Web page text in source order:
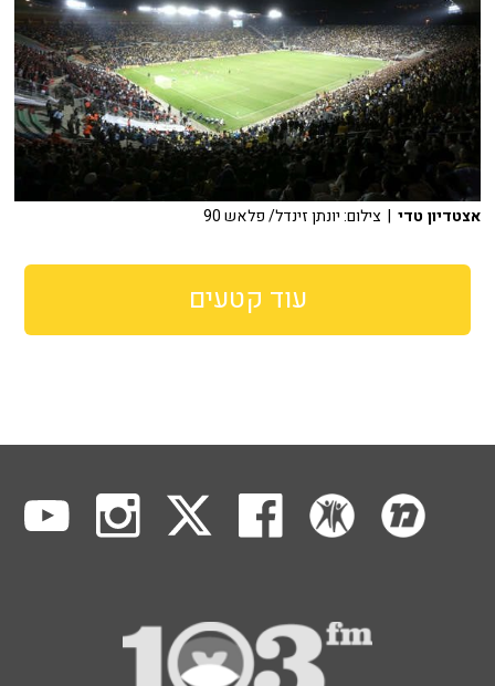
אצטדיון טדי | צילום: יונתן זינדל/ פלאש 90
עוד קטעים